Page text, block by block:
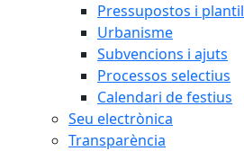
Pressupostos i
Urbanisme
Subvencions i ajuts
Processos selectius
Calendari de festius
Seu electrònica
Transparència